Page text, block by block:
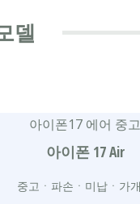
델
아이폰 17 Air
중고ㆍ파손ㆍ미납ㆍ가